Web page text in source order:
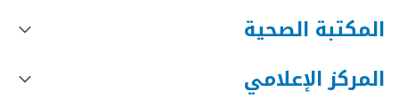
المكتبة الصحية
المركز الإعلامي